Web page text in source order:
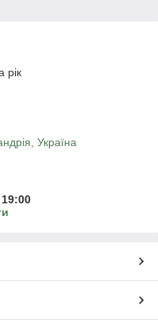
рік
Україна